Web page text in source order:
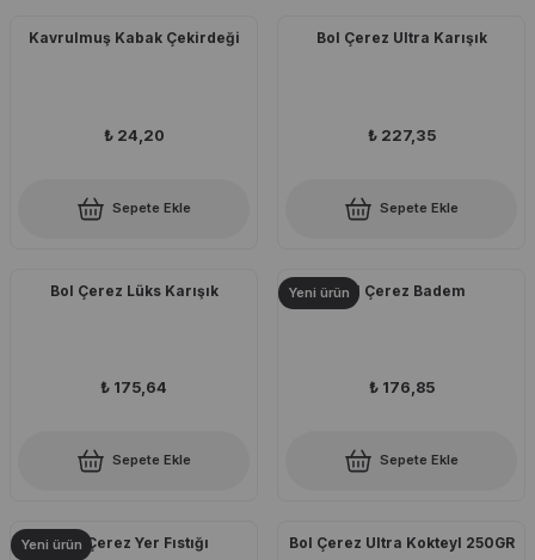
Kavrulmuş Kabak Çekirdeği
₺ 24,20
Sepete Ekle
Bol Çerez Ultra Karışık
₺ 227,35
Sepete Ekle
Bol Çerez Lüks Karışık
₺ 175,64
Sepete Ekle
Yeni ürünBol Çerez Badem
₺ 176,85
Sepete Ekle
Yeni ürünBol Çerez Yer Fıstığı Bol Çerez Ultra Kokteyl 250GR